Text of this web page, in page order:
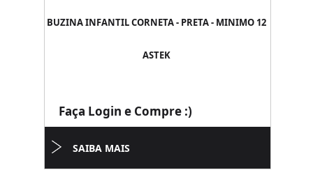
BUZINA INFANTIL CORNETA - PRETA - MINIMO 12
ASTEK
Faça Login e Compre :)
SAIBA MAIS